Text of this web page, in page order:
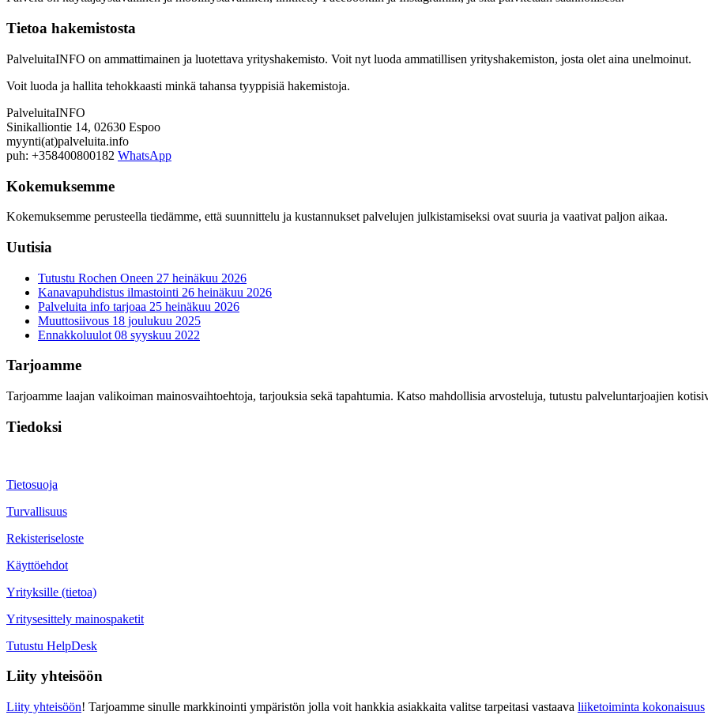
Tietoa hakemistosta
PalveluitaINFO on ammattimainen ja luotettava yrityshakemisto. Voit nyt luoda ammatillisen yrityshakemiston, josta olet aina unelmoinut.
Voit luoda ja hallita tehokkaasti minkä tahansa tyyppisiä hakemistoja.
PalveluitaINFO
Sinikalliontie 14, 02630 Espoo
myynti(at)palveluita.info
puh: +358400800182 WhatsApp
Kokemuksemme
Kokemuksemme perusteella tiedämme, että suunnittelu ja kustannukset palvelujen julkistamiseksi ovat suuria ja vaativat paljon aikaa.
Uutisia
Tutustu Rochen Oneen 27 heinäkuu 2026
Kanavapuhdistus ilmastointi 26 heinäkuu 2026
Palveluita info tarjoaa 25 heinäkuu 2026
Muuttosiivous 18 joulukuu 2025
Ennakkoluulot 08 syyskuu 2022
Tarjoamme
Tarjoamme laajan valikoiman mainosvaihtoehtoja, tarjouksia sekä tapahtumia. Katso mahdollisia arvosteluja, tutustu palveluntarjoajien
Tiedoksi
Tietosuoja
Turvallisuus
Rekisteriseloste
Käyttöehdot
Yrityksille (tietoa)
Yritysesittely mainospaketit
Tutustu HelpDesk
Liity yhteisöön
Liity yhteisöön! Tarjoamme sinulle markkinointi ympäristön jolla voit hankkia asiakkaita valitse tarpeitasi vastaava liiketoiminta kokonaisuus